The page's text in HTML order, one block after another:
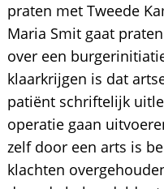
praten met Tweede
Maria Smit gaat
over een
klaarkrijgen is dat
patiënt schriftelijk
operatie gaan
zelf door een arts is
klachten